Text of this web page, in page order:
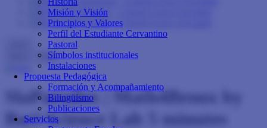
Misión y Visión
Principios y Valores
Perfil del Estudiante Cervantino
Pastoral
Símbolos institucionales
Instalaciones
Propuesta Pedagógica
Formación y Acompañamiento
Bilingüismo
Publicaciones
Servicios
Info
SlaParadox | Math4Bronx by
Bari Science Lab 5 minutes